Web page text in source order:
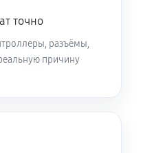
точно
разъёмы,
причину